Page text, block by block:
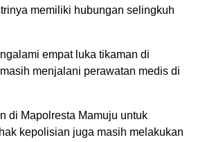
memiliki hubungan selingkuh
empat luka tikaman di
menjalani perawatan medis di
di Mapolresta Mamuju untuk
kepolisian juga masih melakukan